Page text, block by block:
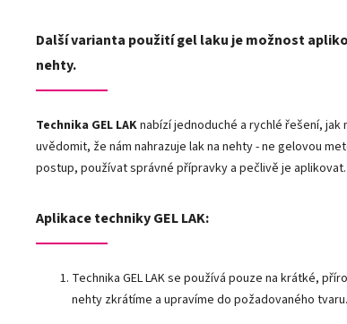
Další varianta použití gel laku je možnost
nehty.
Technika GEL LAKnabízí jednoduché a rychlé řešení,
uvědomit, že nám nahrazuje lak na nehty - ne gelovou
postup, používat správné přípravky a pečlivě je aplikovat.
Aplikace techniky GEL LAK:
Technika GEL LAK se používá pouze na krátké,
nehty zkrátíme a upravíme do požadovaného tvaru.